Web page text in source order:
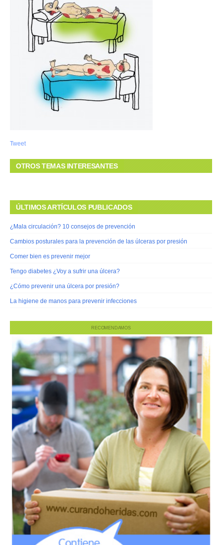
Tweet
OTROS TEMAS INTERESANTES
ÚLTIMOS ARTÍCULOS PUBLICADOS
¿Mala circulación? 10 consejos de prevención
Cambios posturales para la prevención de las úlceras por presión
Comer bien es prevenir mejor
Tengo diabetes ¿Voy a sufrir una úlcera?
¿Cómo prevenir una úlcera por presión?
La higiene de manos para prevenir infecciones
RECOMENDAMOS